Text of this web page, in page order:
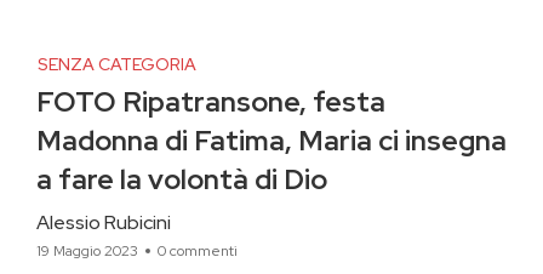
SENZA CATEGORIA
FOTO Ripatransone, festa
Madonna di Fatima, Maria ci insegna
a fare la volontà di Dio
Alessio Rubicini
19 Maggio 2023 0 commenti